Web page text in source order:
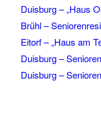
Duisburg – „Haus
Brühl –
Eitorf – „Haus am
Duisburg –
Duisburg –